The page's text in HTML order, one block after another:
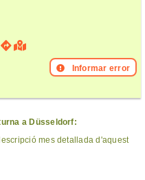
Informar error
a Düsseldorf:
mes detallada d'aquest